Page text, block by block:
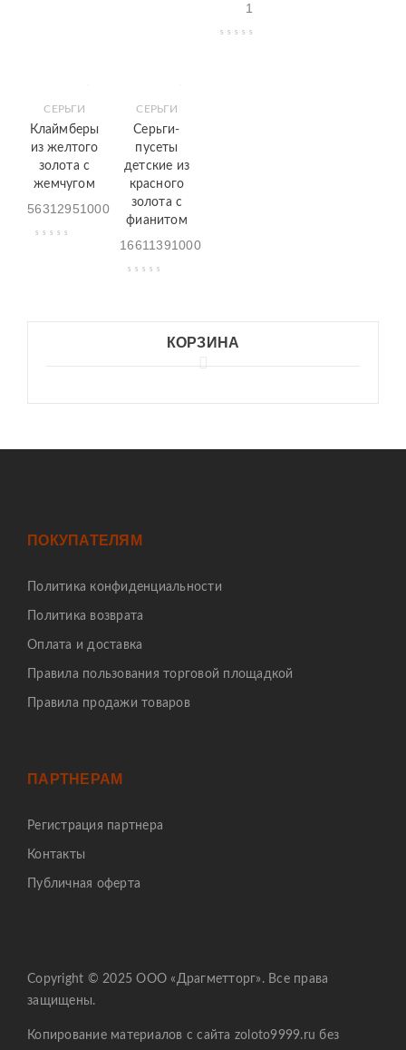
1
СЕРЬГИ
Клаймберы
из желтого
золота с
жемчугом
56312951000
СЕРЬГИ
Серьги-
пусеты
детские из
красного
золота с
фианитом
16611391000
КОРЗИНА
ПОКУПАТЕЛЯМ
Политика конфиденциальности
Политика возврата
Оплата и доставка
Правила пользования торговой площадкой
Правила продажи товаров
ПАРТНЕРАМ
Регистрация партнера
Контакты
Публичная оферта
Copyright © 2025 ООО «Драгметторг». Все права
защищены.
Копирование материалов с сайта zoloto9999.ru без